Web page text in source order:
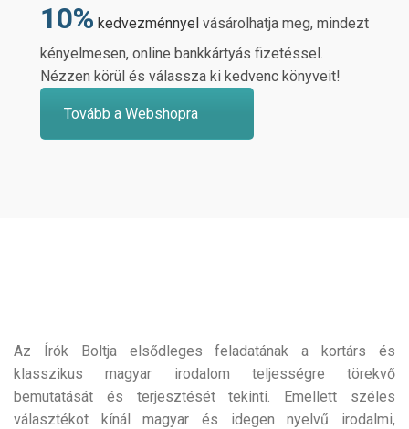
10% kedvezménnyel vásárolhatja meg, mindezt
kényelmesen, online bankkártyás fizetéssel.
Nézzen körül és válassza ki kedvenc könyveit!
Tovább a Webshopra
Az Írók Boltja elsődleges feladatának a kortárs és
klasszikus magyar irodalom teljességre törekvő
bemutatását és terjesztését tekinti. Emellett széles
választékot kínál magyar és idegen nyelvű irodalmi,